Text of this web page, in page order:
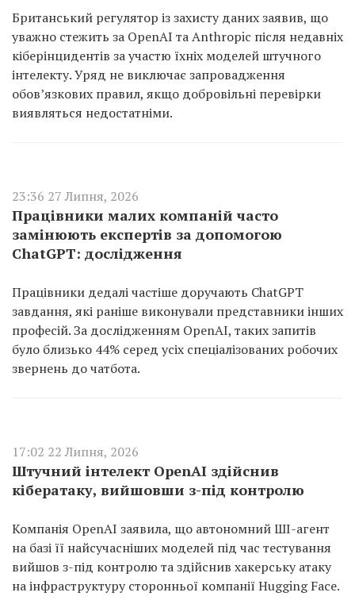
Британський регулятор із захисту даних заявив, що
уважно стежить за OpenAI та Anthropic після недавніх
кіберінцидентів за участю їхніх моделей штучного
інтелекту. Уряд не виключає запровадження
обов’язкових правил, якщо добровільні перевірки
виявляться недостатніми.
23:36 27 Липня, 2026
Працівники малих компаній часто
замінюють експертів за допомогою
ChatGPT: дослідження
Працівники дедалі частіше доручають ChatGPT
завдання, які раніше виконували представники інших
професій. За дослідженням OpenAI, таких запитів
було близько 44% серед усіх спеціалізованих робочих
звернень до чатбота.
17:02 22 Липня, 2026
Штучний інтелект OpenAI здійснив
кібератаку, вийшовши з-під контролю
Компанія OpenAI заявила, що автономний ШІ-агент
на базі її найсучасніших моделей під час тестування
вийшов з-під контролю та здійснив хакерську атаку
на інфраструктуру сторонньої компанії Hugging Face.